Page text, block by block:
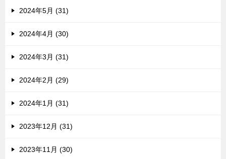
2024年5月 (31)
2024年4月 (30)
2024年3月 (31)
2024年2月 (29)
2024年1月 (31)
2023年12月 (31)
2023年11月 (30)